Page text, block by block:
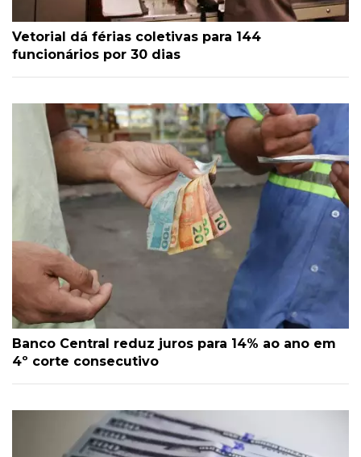
Vetorial dá férias coletivas para 144
funcionários por 30 dias
Banco Central reduz juros para 14% ao ano em
4º corte consecutivo